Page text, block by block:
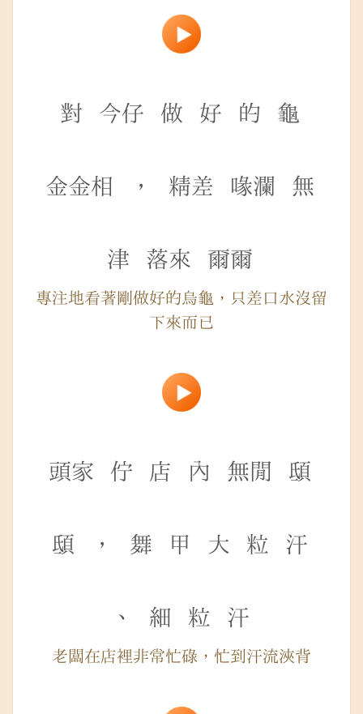
對 今仔 做 好 的 龜
金金相 ， 精差 喙瀾 無
津 落來 爾爾
專注地看著剛做好的烏龜，只差口水沒留
下來而已
頭家 佇 店 內 無閒 𩑾
𩑾 ， 舞 甲 大 粒 汗
、 細 粒 汗
老闆在店裡非常忙碌，忙到汗流浹背